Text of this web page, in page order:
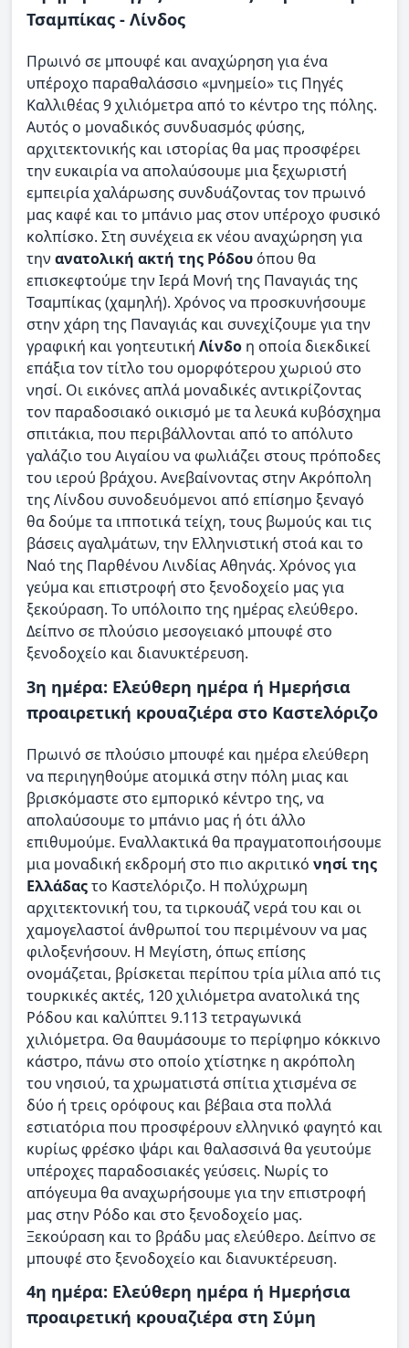
Τσαμπίκας - Λίνδος
Πρωινό σε μπουφέ και αναχώρηση για ένα
υπέροχο παραθαλάσσιο «μνημείο» τις Πηγές
Καλλιθέας 9 χιλιόμετρα από το κέντρο της πόλης.
Αυτός ο μοναδικός συνδυασμός φύσης,
αρχιτεκτονικής και ιστορίας θα μας προσφέρει
την ευκαιρία να απολαύσουμε μια ξεχωριστή
εμπειρία χαλάρωσης συνδυάζοντας τον πρωινό
μας καφέ και το μπάνιο μας στον υπέροχο φυσικό
κολπίσκο. Στη συνέχεια εκ νέου αναχώρηση για
την ανατολική ακτή της Ρόδου όπου θα
επισκεφτούμε την Ιερά Μονή της Παναγιάς της
Τσαμπίκας (χαμηλή). Χρόνος να προσκυνήσουμε
στην χάρη της Παναγιάς και συνεχίζουμε για την
γραφική και γοητευτική Λίνδο η οποία διεκδικεί
επάξια τον τίτλο του ομορφότερου χωριού στο
νησί. Οι εικόνες απλά μοναδικές αντικρίζοντας
τον παραδοσιακό οικισμό με τα λευκά κυβόσχημα
σπιτάκια, που περιβάλλονται από το απόλυτο
γαλάζιο του Αιγαίου να φωλιάζει στους πρόποδες
του ιερού βράχου. Ανεβαίνοντας στην Ακρόπολη
της Λίνδου συνοδευόμενοι από επίσημο ξεναγό
θα δούμε τα ιπποτικά τείχη, τους βωμούς και τις
βάσεις αγαλμάτων, την Ελληνιστική στοά και το
Ναό της Παρθένου Λινδίας Αθηνάς. Χρόνος για
γεύμα και επιστροφή στο ξενοδοχείο μας για
ξεκούραση. Το υπόλοιπο της ημέρας ελεύθερο.
Δείπνο σε πλούσιο μεσογειακό μπουφέ στο
ξενοδοχείο και διανυκτέρευση.
3η ημέρα: Ελεύθερη ημέρα ή Ημερήσια
προαιρετική κρουαζιέρα στο Καστελόριζο
Πρωινό σε πλούσιο μπουφέ και ημέρα ελεύθερη
να περιηγηθούμε ατομικά στην πόλη μιας και
βρισκόμαστε στο εμπορικό κέντρο της, να
απολαύσουμε το μπάνιο μας ή ότι άλλο
επιθυμούμε. Εναλλακτικά θα πραγματοποιήσουμε
μια μοναδική εκδρομή στο πιο ακριτικό νησί της
Ελλάδαςτο Καστελόριζο. Η πολύχρωμη
αρχιτεκτονική του, τα τιρκουάζ νερά του και οι
χαμογελαστοί άνθρωποί του περιμένουν να μας
φιλοξενήσουν. Η Μεγίστη, όπως επίσης
ονομάζεται, βρίσκεται περίπου τρία μίλια από τις
τουρκικές ακτές, 120 χιλιόμετρα ανατολικά της
Ρόδου και καλύπτει 9.113 τετραγωνικά
χιλιόμετρα. Θα θαυμάσουμε το περίφημο κόκκινο
κάστρο, πάνω στο οποίο χτίστηκε η ακρόπολη
του νησιού, τα χρωματιστά σπίτια χτισμένα σε
δύο ή τρεις ορόφους και βέβαια στα πολλά
εστιατόρια που προσφέρουν ελληνικό φαγητό και
κυρίως φρέσκο ​​ψάρι και θαλασσινά θα γευτούμε
υπέροχες παραδοσιακές γεύσεις. Νωρίς το
απόγευμα θα αναχωρήσουμε για την επιστροφή
μας στην Ρόδο και στο ξενοδοχείο μας.
Ξεκούραση και το βράδυ μας ελεύθερο. Δείπνο σε
μπουφέ στο ξενοδοχείο και διανυκτέρευση.
4η ημέρα: Ελεύθερη ημέρα ή Ημερήσια
προαιρετική κρουαζιέρα στη Σύμη